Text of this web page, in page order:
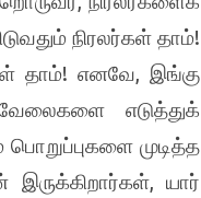
நிரலர்கள் தாம்!
தாம்! எனவே, இங்கு
எடுத்துக்
பொறுப்புகளை முடித்த
இருக்கிறார்கள், யார்